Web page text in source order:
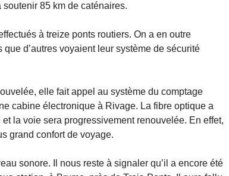
85 km de caténaires.
à treize ponts routiers. On a en outre
d’autres voyaient leur système de sécurité
elle fait appel au système du comptage
cabine électronique à Rivage. La fibre optique a
la voie sera progressivement renouvelée. En effet,
grand confort de voyage.
sonore. Il nous reste à signaler qu’il a encore été